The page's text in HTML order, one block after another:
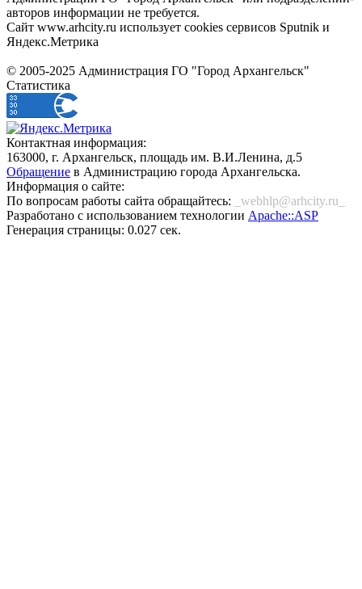
авторов информации не требуется.
Сайт www.arhcity.ru использует cookies сервисов Sputnik и
Яндекс.Метрика
© 2005-2025 Администрация ГО "Город Архангельск"
Статистика
Контактная информация:
163000, г. Архангельск, площадь им. В.И.Ленина, д.5
Обращение в Администрацию города Архангельска.
Информация о сайте:
По вопросам работы сайта обращайтесь:
_webhlp@arhcity.ru_
Разработано с использованием технологии Apache::ASP
Генерация страницы: 0.027 сек.